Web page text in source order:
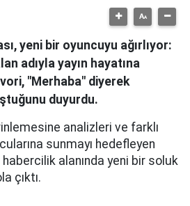
yeni bir oyuncuyu ağırlıyor:
adıyla yayın hayatına
"Merhaba" diyerek
duyurdu.
analizleri ve farklı
sunmayı hedefleyen
alanında yeni bir soluk
çıktı.